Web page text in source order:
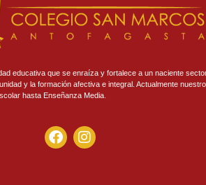
educativa que se enraíza y fortalece a un naciente
y la formación afectiva e integral. Actualmente
hasta Enseñanza Media.